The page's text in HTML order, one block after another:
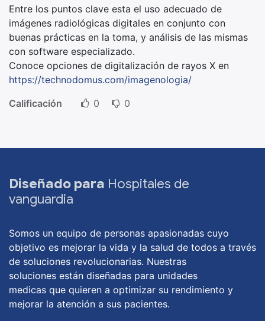
Entre los puntos clave esta el uso adecuado de
imágenes radiológicas digitales en conjunto con
buenas prácticas en la toma, y análisis de las mismas
con software especializado.
Conoce opciones de digitalización de rayos X en
https://technodomus.com/imagenologia/
Calificación
0 0
Diseñado para Hospitales de
vanguardia
Somos un equipo de personas apasionadas cuyo
objetivo es mejorar la vida y la salud de todos a través
de soluciones revolucionarias. Nuestras
soluciones están diseñadas para unidades
medicas que quieren a optimizar su rendimiento y
mejorar la atención a sus pacientes.